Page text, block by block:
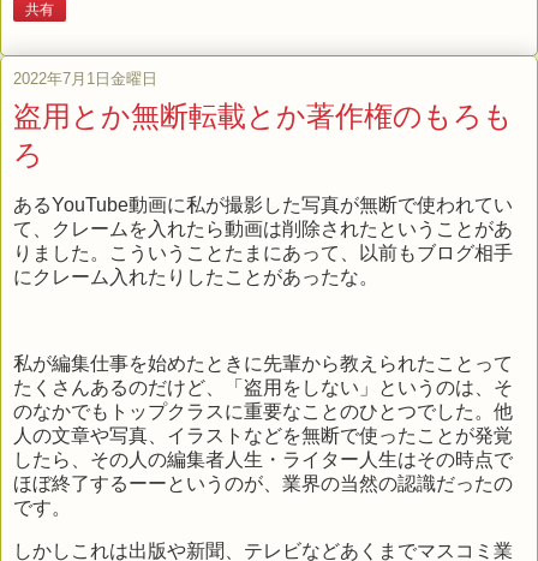
共有
2022年7月1日金曜日
盗用とか無断転載とか著作権のもろも
ろ
あるYouTube動画に私が撮影した写真が無断で使われてい
て、クレームを入れたら動画は削除されたということがあ
りました。こういうことたまにあって、以前もブログ相手
にクレーム入れたりしたことがあったな。
私が編集仕事を始めたときに先輩から教えられたことって
たくさんあるのだけど、「盗用をしない」というのは、そ
のなかでもトップクラスに重要なことのひとつでした。他
人の文章や写真、イラストなどを無断で使ったことが発覚
したら、その人の編集者人生・ライター人生はその時点で
ほぼ終了するーーというのが、業界の当然の認識だったの
です。
しかしこれは出版や新聞、テレビなどあくまでマスコミ業